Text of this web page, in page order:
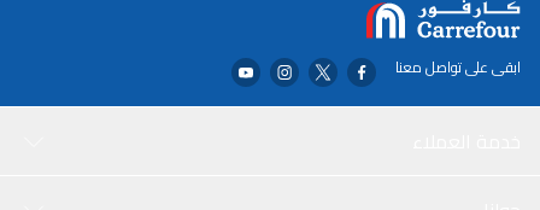
الأساور آمنة وقابلة للتعديل للأطفال.
ابقى على تواصل معنا